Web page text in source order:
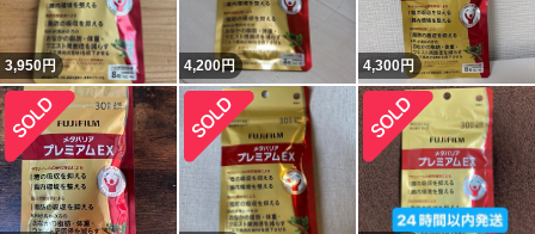
3,950円 4,200円 4,300円